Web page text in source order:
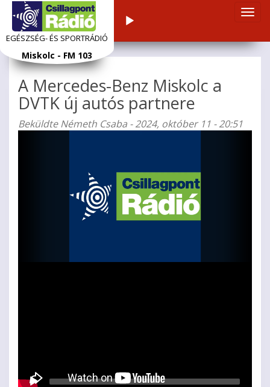
Ugrás
a
tartalomra
EGÉSZSÉG- ÉS SPORTRÁDIÓ
Miskolc - FM 103
Audiolejátszó
A Mercedes-Benz Miskolc a
DVTK új autós partnere
BeküldteNémeth Csaba - 2024, október 11 - 20:51